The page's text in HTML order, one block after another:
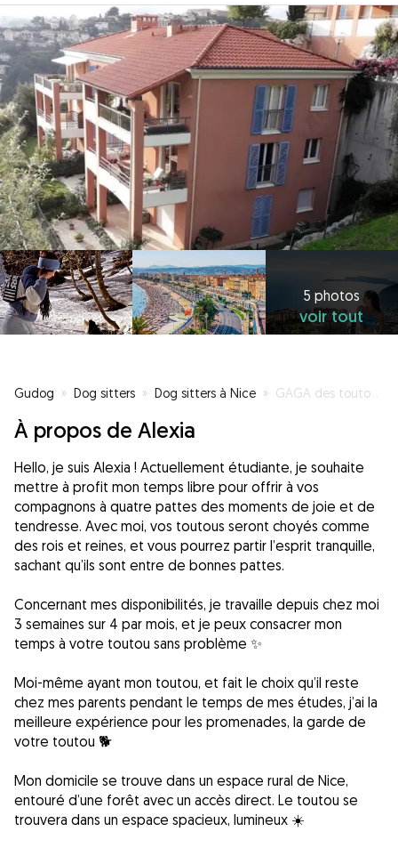
5 photos
voir tout
Gudog » Dog sitters » Dog sitters à Nice » GAGA des toutous, ils seront entre de bonnes pattes
À propos de Alexia
Hello, je suis Alexia ! Actuellement étudiante, je souhaite
mettre à profit mon temps libre pour offrir à vos
compagnons à quatre pattes des moments de joie et de
tendresse. Avec moi, vos toutous seront choyés comme
des rois et reines, et vous pourrez partir l’esprit tranquille,
sachant qu’ils sont entre de bonnes pattes.
Concernant mes disponibilités, je travaille depuis chez moi
3 semaines sur 4 par mois, et je peux consacrer mon
temps à votre toutou sans problème ✨
Moi-même ayant mon toutou, et fait le choix qu’il reste
chez mes parents pendant le temps de mes études, j’ai la
meilleure expérience pour les promenades, la garde de
votre toutou 🐕
Mon domicile se trouve dans un espace rural de Nice,
entouré d’une forêt avec un accès direct. Le toutou se
trouvera dans un espace spacieux, lumineux ☀️